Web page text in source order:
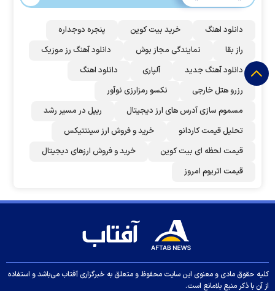
دانلود اهنگ خرید بیت کوین
پنجره دوجداره
راز بقا
نمایندگی مجاز بوش
دانلود آهنگ رز‌ موزیک
دانلود آهنگ جدید
آلپاری
دانلود اهنگ
رزرو هتل خارجی
نکسو رمزارزی نوآور
مسموم سازی آدرس های ارز دیجیتال
ریپل در مسیر رشد
تحلیل قیمت کاردانو
خرید و فروش ارز سینتتیکس
قیمت لحظه ای بیت کوین
خرید و فروش ارزهای دیجیتال
قیمت اتریوم امروز
کلیه حقوق مادی و معنوی این سایت محفوظ و متعلق به خبرگزاری آفتاب می‌باشد و استفاده
از آن با ذکر منبع بلامانع است.